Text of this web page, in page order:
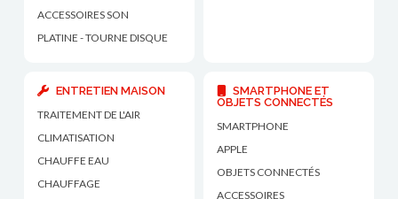
ACCESSOIRES SON
PLATINE - TOURNE DISQUE
ENTRETIEN MAISON
TRAITEMENT DE L'AIR
CLIMATISATION
CHAUFFE EAU
CHAUFFAGE
SMARTPHONE ET
OBJETS CONNECTÉS
SMARTPHONE
APPLE
OBJETS CONNECTÉS
ACCESSOIRES